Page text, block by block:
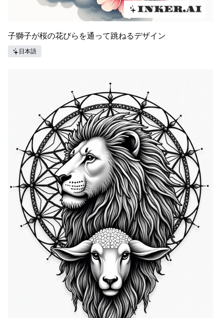
子獅子が桜の花びらを通って跳ねるデザイン
日本語